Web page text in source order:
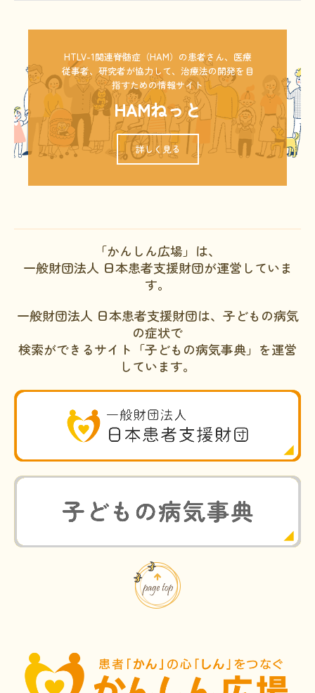
HTLV-1関連脊髄症（HAM）の患者さん、医療
従事者、研究者が協力して、治療法の開発を目
指すための情報サイト
HAMねっと
詳しく見る
「かんしん広場」は、
一般財団法人 日本患者支援財団が運営していま
す。
一般財団法人 日本患者支援財団は、子どもの病気
の症状で
検索ができるサイト「子どもの病気事典」を運営
しています。